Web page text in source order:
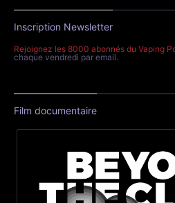
Inscription Newsletter
Rejoignez les 8000 abonnés du Vaping
chaque vendredi par email.
Film documentaire